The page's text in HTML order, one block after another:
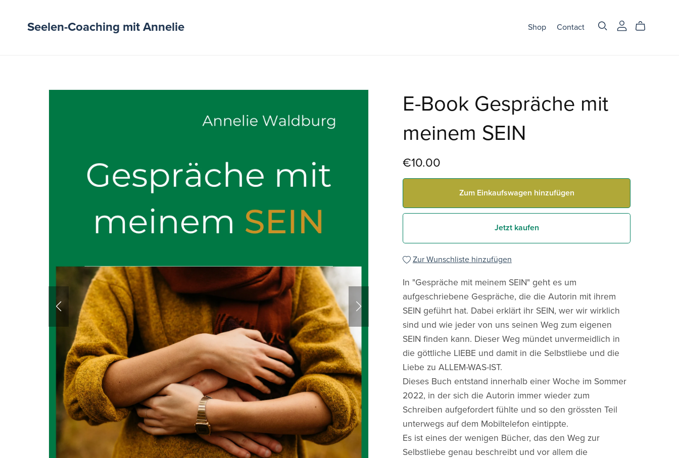
Seelen-Coaching mit Annelie Shop Contact
E-Book Gespräche mit
meinem SEIN
€10.00
Zum Einkaufswagen hinzufügen
Jetzt kaufen
Zur Wunschliste hinzufügen
In "Gespräche mit meinem SEIN" geht es um
aufgeschriebene Gespräche, die die Autorin mit ihrem
SEIN geführt hat. Dabei erklärt ihr SEIN, wer wir wirklich
sind und wie jeder von uns seinen Weg zum eigenen
SEIN finden kann. Dieser Weg mündet unvermeidlich in
die göttliche LIEBE und damit in die Selbstliebe und die
Liebe zu ALLEM-WAS-IST.
Dieses Buch entstand innerhalb einer Woche im Sommer
2022, in der sich die Autorin immer wieder zum
Schreiben aufgefordert fühlte und so den grössten Teil
unterwegs auf dem Mobiltelefon eintippte.
Es ist eines der wenigen Bücher, das den Weg zur
Selbstliebe genau beschreibt und vor allem die